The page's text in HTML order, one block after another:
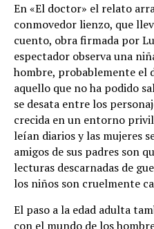
En «El doctor» el relato
conmovedor lienzo, que
cuento, obra firmada por
espectador observa una
hombre, probablemente el
aquello que no ha podido
se desata entre los
crecida en un entorno
leían diarios y las mujeres
amigos de sus padres son
lecturas descarnadas de
los niños son cruelmente
El paso a la edad adulta
con el mundo de los